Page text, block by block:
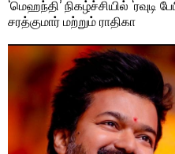
‘மெஹந்தி’ நிகழ்ச்சியில் ‘ரவுடி
சரத்குமார் மற்றும் ராதிகா